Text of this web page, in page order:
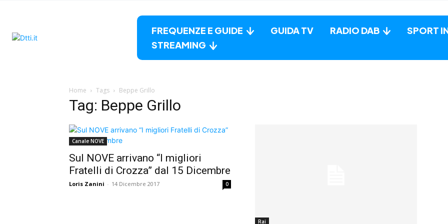
FREQUENZE E GUIDE GUIDA TV RADIO DAB SPORT
STREAMING
Home Tags Beppe Grillo
Tag: Beppe Grillo
Canale NOVE
Sul NOVE arrivano “I migliori
Fratelli di Crozza” dal 15 Dicembre
Loris Zanini - 14 Dicembre 2017 0
Rai